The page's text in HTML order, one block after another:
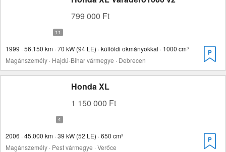
799 000 Ft
1999 · 56.150 km · 70 kW (94 LE) · külföldi okmányokkal · 1000 cm³
Magánszemély · Hajdú-Bihar vármegye · Debrecen
Honda XL
1 150 000 Ft
2006 · 45.000 km · 39 kW (52 LE) · 650 cm³
Magánszemély · Pest vármegye · Verőce